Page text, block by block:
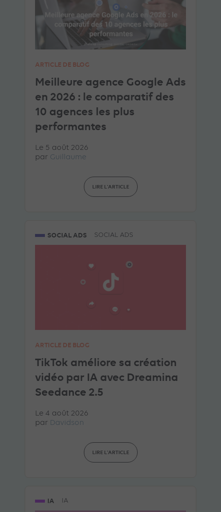
ARTICLE DE BLOG
Meilleure agence Google Ads
en 2026 : le comparatif des
10 agences les plus
performantes
Le 5 août 2026
par Guillaume
LIRE L'ARTICLE
SOCIAL ADS SOCIAL ADS
ARTICLE DE BLOG
TikTok améliore sa création
vidéo par IA avec Dreamina
Seedance 2.5
Le 4 août 2026
par Davidson
LIRE L'ARTICLE
IA IA